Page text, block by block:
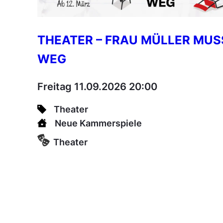
THEATER – FRAU MÜLLER
WEG
Freitag 11.09.2026 20:00
Theater
Neue Kammerspiele
Theater